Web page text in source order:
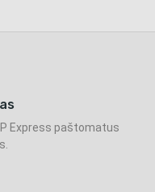
Express paštomatus